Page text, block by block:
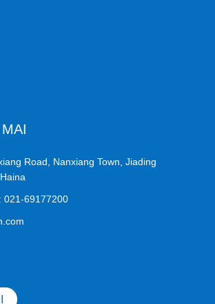
Road, Nanxiang Town, Jiading
021-69177200